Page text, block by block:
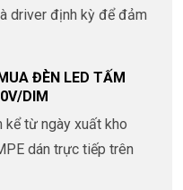
driver định kỳ để đảm
ĐÈN LED TẤM
DIM
kể từ ngày xuất kho
dán trực tiếp trên